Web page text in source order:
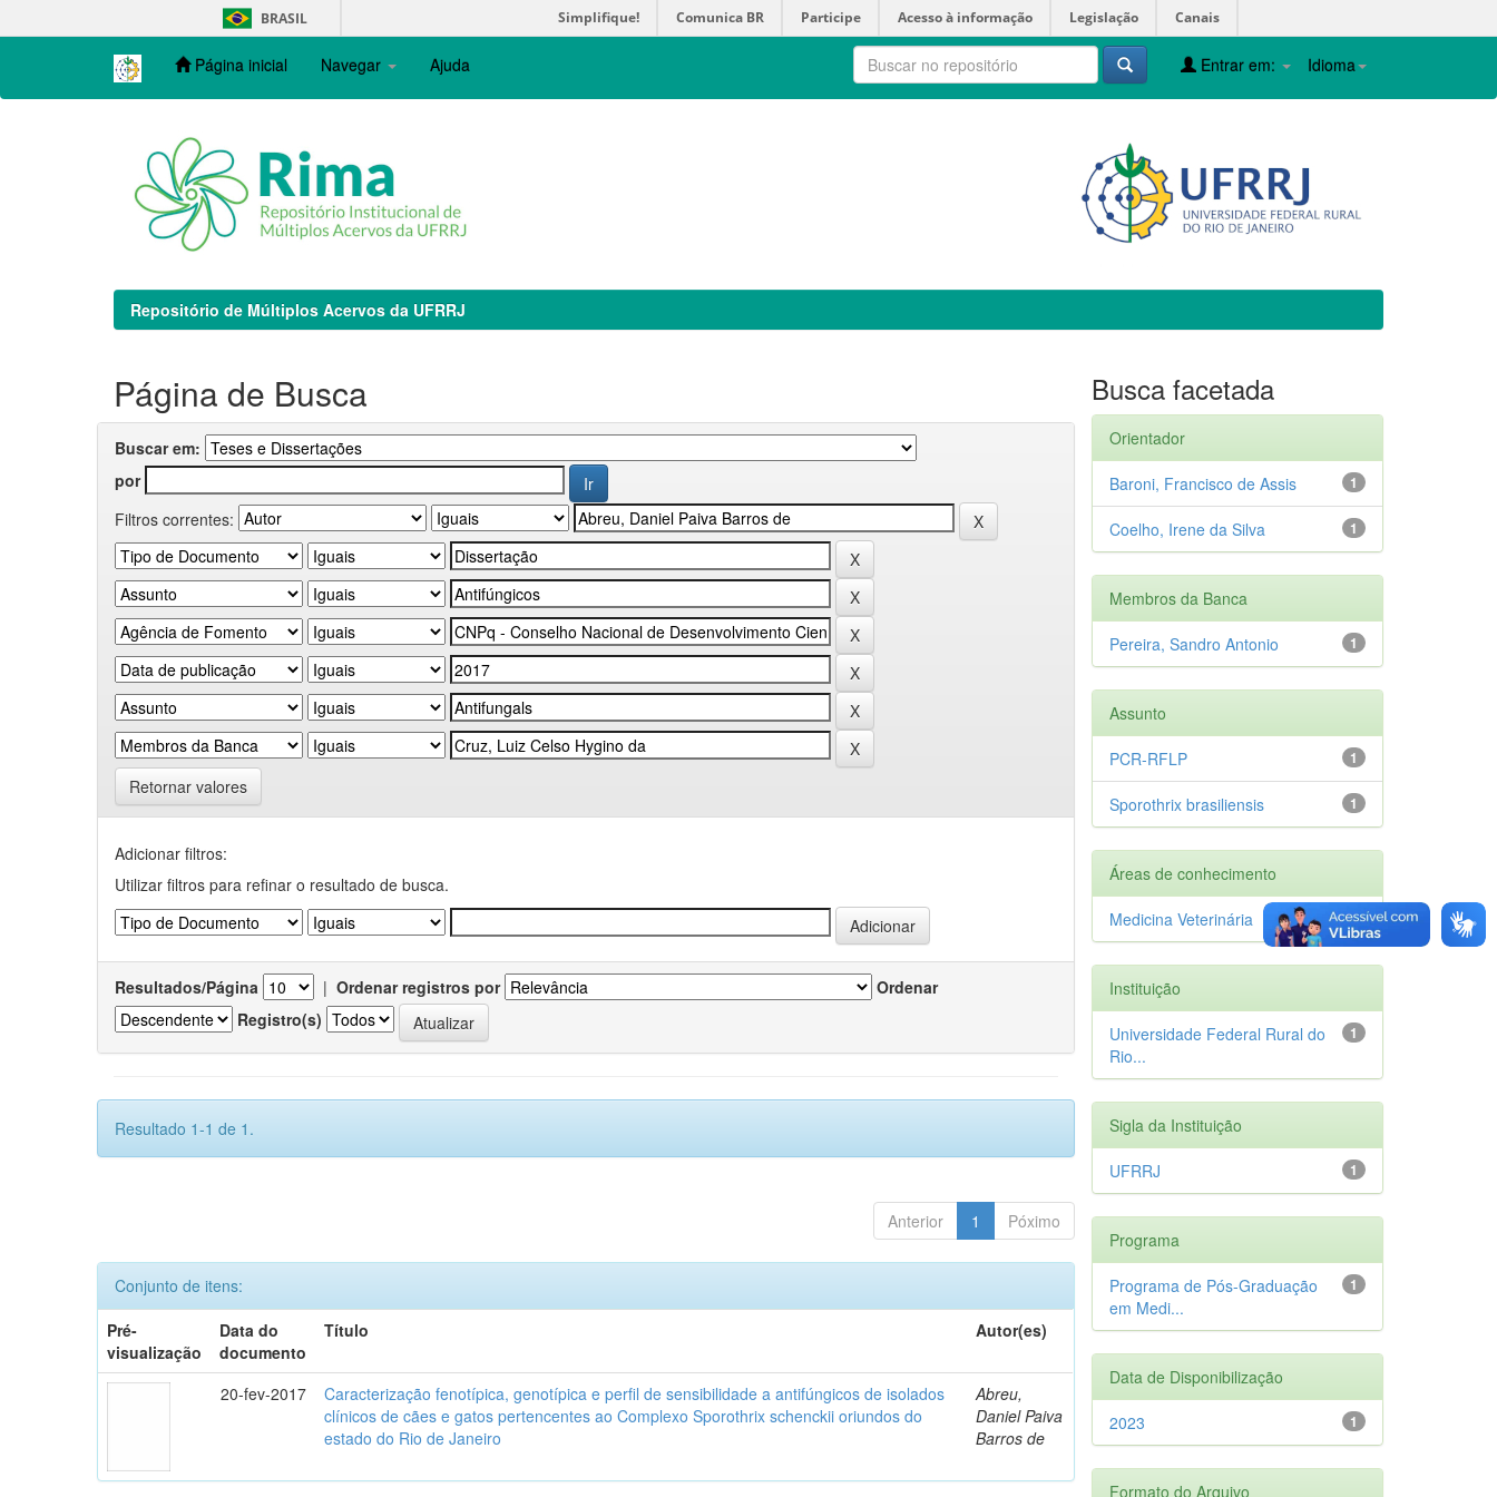
navigation
BRASIL Simplifique! Comunica BR Participe Acesso à informação Legislação Canais
Página inicial Navegar Ajuda Idioma
Entrar em:
Repositório de Múltiplos Acervos da UFRRJ
Página de Busca
Buscar em:
por
Filtros correntes:
Retornar valores
Adicionar filtros:
Utilizar filtros para refinar o resultado de busca.
Resultados/Página | Ordenar registros por
Ordenar
Registro(s)
Resultado 1-1 de 1.
Anterior 1 Póximo
Conjunto de itens:
Pré-
visualização
Data do
documento
Título Autor(es)
20-fev-2017
Caracterização fenotípica, genotípica e perfil de sensibilidade a antifúngicos de isolados
clínicos de cães e gatos pertencentes ao Complexo Sporothrix schenckii oriundos do
estado do Rio de Janeiro
Abreu,
Daniel Paiva
Barros de
Busca facetada
Orientador
1
Baroni, Francisco de Assis
1
Coelho, Irene da Silva
Membros da Banca
1
Pereira, Sandro Antonio
Assunto
1
PCR-RFLP
1
Sporothrix brasiliensis
Áreas de conhecimento
1
Medicina Veterinária
Instituição
1
Universidade Federal Rural do
Rio...
Sigla da Instituição
1
UFRRJ
Programa
1
Programa de Pós-Graduação
em Medi...
Data de Disponibilização
1
2023
Formato do Arquivo